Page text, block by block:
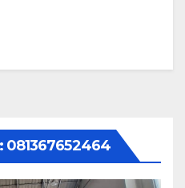
081367652464